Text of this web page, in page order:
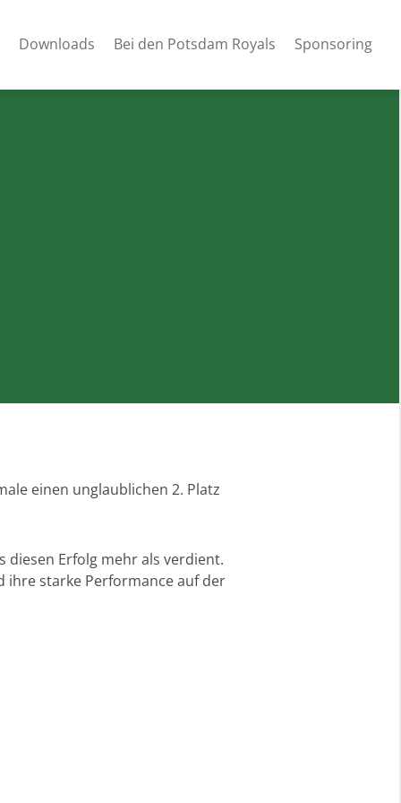
Downloads Bei den Potsdam Royals Sponsoring
einen unglaublichen 2. Platz
diesen Erfolg mehr als verdient.
ihre starke Performance auf der